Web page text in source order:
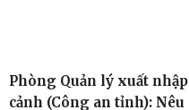
Phòng Quản lý xuất nhập
cảnh (Công an tỉnh): Nêu